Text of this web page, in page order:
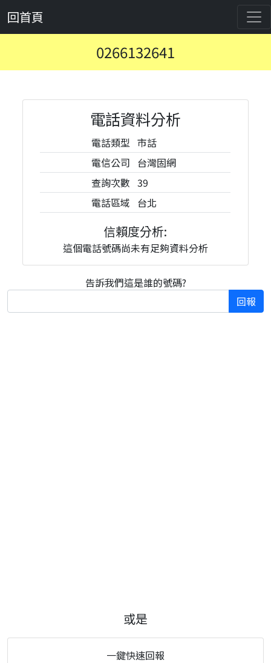
回首頁
0266132641
電話資料分析
電話類型 市話
電信公司 台灣固網
查詢次數 39
電話區域 台北
信賴度分析:
這個電話號碼尚未有足夠資料分析
告訴我們這是誰的號碼?
回報
或是
一鍵快速回報